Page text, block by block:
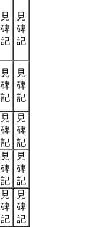
見
碑
記
見
碑
記
見
碑
記
見
碑
記
見
碑
記
見
碑
記
見
碑
記
見
碑
記
見
碑
記
見
碑
記